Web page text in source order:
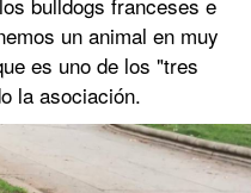
un animal en muy
es uno de los "tres
la asociación.